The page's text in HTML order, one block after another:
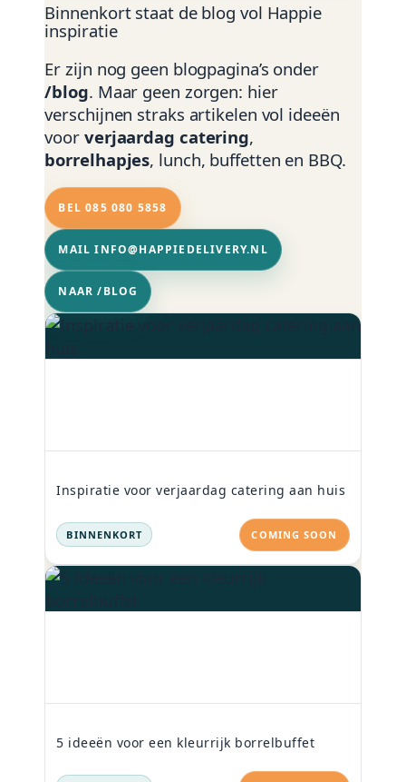
Binnenkort staat de blog vol Happie
inspiratie
Er zijn nog geen blogpagina’s onder
/blog. Maar geen zorgen: hier
verschijnen straks artikelen vol ideeën
voor verjaardag catering,
borrelhapjes, lunch, buffetten en BBQ.
BEL 085 080 5858
MAIL INFO@HAPPIEDELIVERY.NL
NAAR /BLOG
Inspiratie voor verjaardag catering aan huis
BINNENKORT COMING SOON
5 ideeën voor een kleurrijk borrelbuffet